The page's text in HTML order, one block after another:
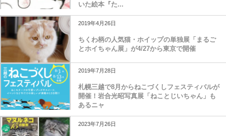
いた絵本『た...
2019年4月26日
ちくわ柄の人気猫・ホイップの単独展「まるご
とホイちゃん展」が4/27から東京で開催
2019年7月28日
札幌三越で8月からねこづくしフェスティバルが
開催！岩合光昭写真展「ねことじいちゃん」も
あるニャ
2023年7月26日